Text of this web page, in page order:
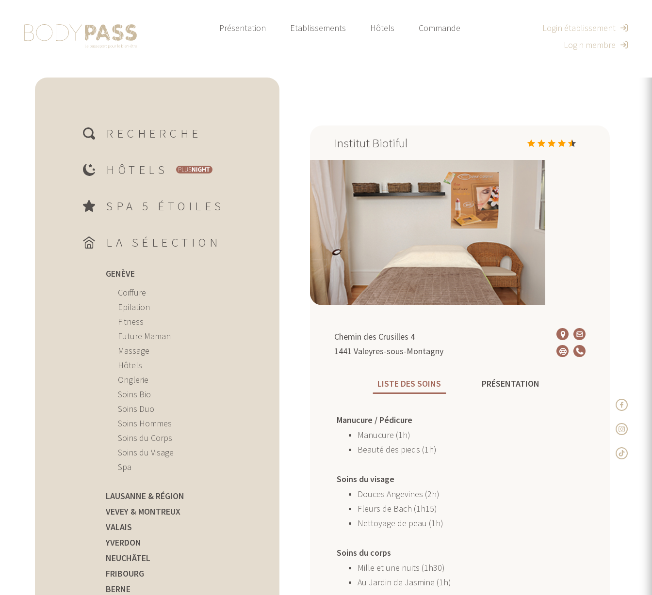
Présentation Etablissements Hôtels Commande
Login établissement
Login membre
RECHERCHE
HÔTELS
SPA 5 ÉTOILES
LA SÉLECTION
GENÈVE
Coiffure
Epilation
Fitness
Future Maman
Massage
Hôtels
Onglerie
Soins Bio
Soins Duo
Soins Hommes
Soins du Corps
Soins du Visage
Spa
LAUSANNE & RÉGION
VEVEY & MONTREUX
VALAIS
YVERDON
NEUCHÂTEL
FRIBOURG
BERNE
Institut Biotiful
Chemin des Crusilles 4
1441 Valeyres-sous-Montagny
LISTE DES SOINS PRÉSENTATION
Manucure / Pédicure
Manucure (1h)
Beauté des pieds (1h)
Soins du visage
Douces Angevines (2h)
Fleurs de Bach (1h15)
Nettoyage de peau (1h)
Soins du corps
Mille et une nuits (1h30)
Au Jardin de Jasmine (1h)